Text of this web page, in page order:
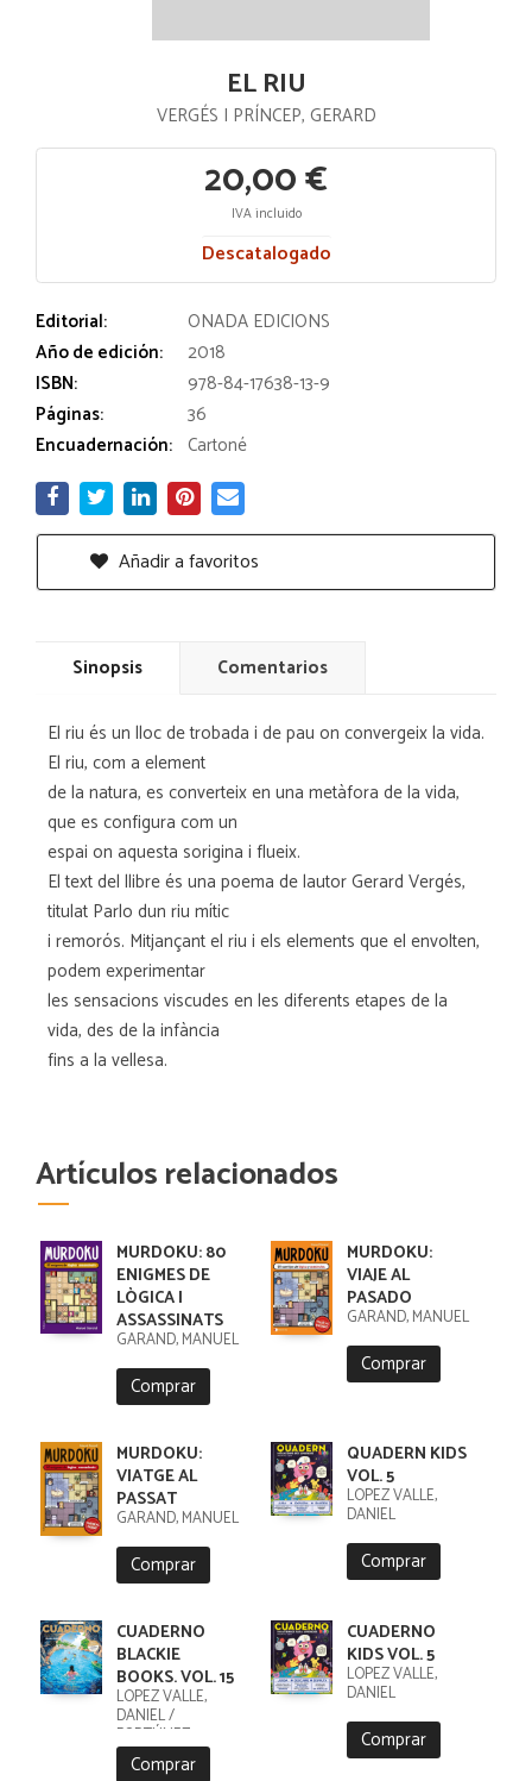
EL RIU
VERGÉS I PRÍNCEP, GERARD
20,00 €
IVA incluido
Descatalogado
Editorial:
ONADA EDICIONS
Año de edición:
2018
ISBN:
978-84-17638-13-9
Páginas:
36
Encuadernación: Cartoné
Añadir a favoritos
Sinopsis Comentarios
El riu és un lloc de trobada i de pau on convergeix la vida.
El riu, com a element
de la natura, es converteix en una metàfora de la vida,
que es configura com un
espai on aquesta sorigina i flueix.
El text del llibre és una poema de lautor Gerard Vergés,
titulat Parlo dun riu mític
i remorós. Mitjançant el riu i els elements que el envolten,
podem experimentar
les sensacions viscudes en les diferents etapes de la
vida, des de la infància
fins a la vellesa.
Artículos relacionados
MURDOKU: 80
ENIGMES DE
LÒGICA I
ASSASSINATS
GARAND, MANUEL
Comprar
MURDOKU:
VIAJE AL
PASADO
GARAND, MANUEL
Comprar
MURDOKU:
VIATGE AL
PASSAT
GARAND, MANUEL
Comprar
QUADERN KIDS
VOL. 5
LÓPEZ VALLE,
DANIEL
Comprar
CUADERNO
BLACKIE
BOOKS. VOL. 15
LÓPEZ VALLE,
DANIEL /
FORTÚNEZ,
CRISTOBAL
Comprar
CUADERNO
KIDS VOL. 5
LÓPEZ VALLE,
DANIEL
Comprar